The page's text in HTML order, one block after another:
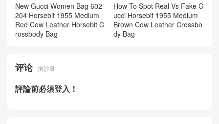
New Gucci Women Bag 602
204 Horsebit 1955 Medium
Red Cow Leather Horsebit C
rossbody Bag
How To Spot Real Vs Fake G
ucci Horsebit 1955 Medium
Brown Cow Leather Crossbo
dy Bag
评论 搶沙發
評論前必須登入！